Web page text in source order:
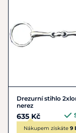
Drezurní stihlo
nerez
635 Kč
Nákupem získáte 9